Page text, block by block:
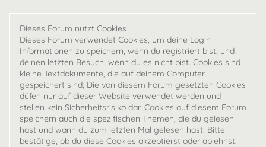
Dieses Forum nutzt Cookies
Dieses Forum verwendet Cookies, um deine Login-
Informationen zu speichern, wenn du registriert bist, und
deinen letzten Besuch, wenn du es nicht bist. Cookies sind
kleine Textdokumente, die auf deinem Computer
gespeichert sind; Die von diesem Forum gesetzten Cookies
düfen nur auf dieser Website verwendet werden und
stellen kein Sicherheitsrisiko dar. Cookies auf diesem Forum
speichern auch die spezifischen Themen, die du gelesen
hast und wann du zum letzten Mal gelesen hast. Bitte
bestätige, ob du diese Cookies akzeptierst oder ablehnst.